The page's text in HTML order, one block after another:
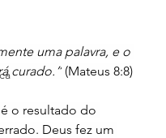
uma palavra, e o
curado.” (Mateus 8:8)
o resultado do
Deus fez um